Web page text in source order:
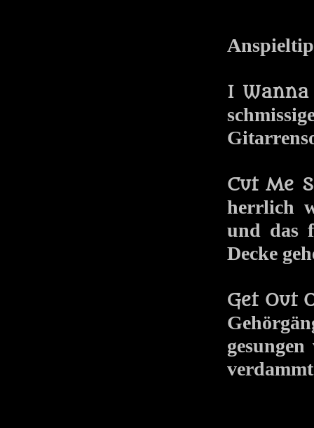
I
Cut Me
herrlich
und das
Decke
Get Out